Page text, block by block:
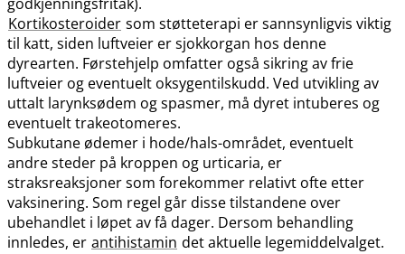
Kortikosteroider som støtteterapi er sannsynligvis viktig
til katt, siden luftveier er sjokkorgan hos denne
dyrearten. Førstehjelp omfatter også sikring av frie
luftveier og eventuelt oksygentilskudd. Ved utvikling av
uttalt larynksødem og spasmer, må dyret intuberes og
eventuelt trakeotomeres.
Subkutane ødemer i hode​/​hals-området, eventuelt
andre steder på kroppen og urticaria, er
straksreaksjoner som forekommer relativt ofte etter
vaksinering. Som regel går disse tilstandene over
ubehandlet i løpet av få dager. Dersom behandling
innledes, er antihistamin det aktuelle legemiddelvalget.